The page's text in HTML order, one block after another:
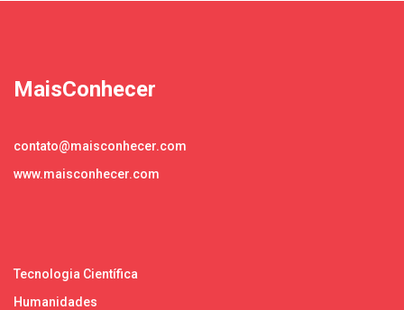
MaisConhecer
contato@maisconhecer.com
www.maisconhecer.com
Tecnologia Científica
Humanidades